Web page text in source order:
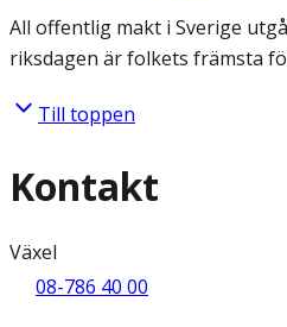
All offentlig makt i Sverige
riksdagen är folkets främsta
Till toppen
Kontakt
Växel
08-786 40 00